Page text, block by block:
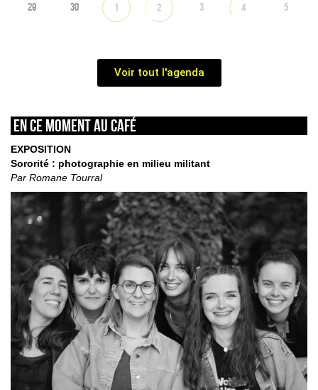
29 30 1 2 3 4 5
Voir tout l'agenda
En ce moment au café
EXPOSITION
Sororité : photographie en milieu militant
Par Romane Tourral